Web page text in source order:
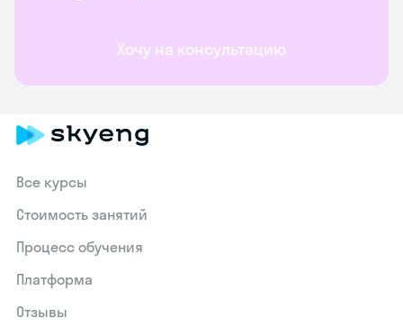
Хочу на консультацию
Все курсы
Стоимость занятий
Процесс обучения
Платформа
Отзывы